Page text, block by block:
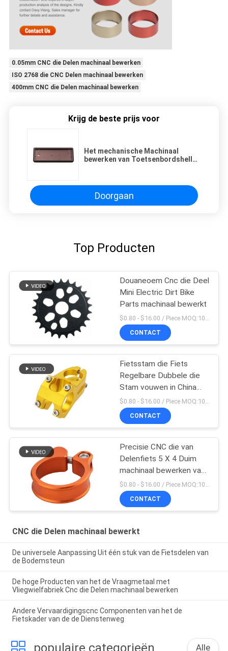
0.05mm CNC die Delen machinaal bewerken
ISO 2768 die CNC Delen machinaal bewerken
400mm CNC die Delen machinaal bewerken
Krijg de beste prijs voor
Het mechanische Machinaal
bewerken van Toetsenbordshell
Doorgaan
Top Producten
Douaneoem Cnc die Deel
Mini Electric Dirt Bike
Parts machinaal bewerkt
$0.80 - $16.00 / Piece MOQ:10 stukken
CONTACT
Fietsstam die Fiets
Regelbare Dubbele die
Stam vouwen in China
wordt gemaakt
CONTACT
Precisie CNC die van
Delenfiets 5 X 4 Duim
machinaal bewerken van
Seatpost de Klem
CONTACT
CNC die Delen machinaal bewerkt
De universele Aanpassing Uit één stuk van de Fietsdelen van
de Bodemsteun
De hoge Producten van het de Vraagmetaal met
Vliegwielfabriek Cnc die Delen machinaal bewerken
Andere Vervaardigingscnc Componenten van het de
Fietskader van de de Dienstenweg
populaire categorieën Alle